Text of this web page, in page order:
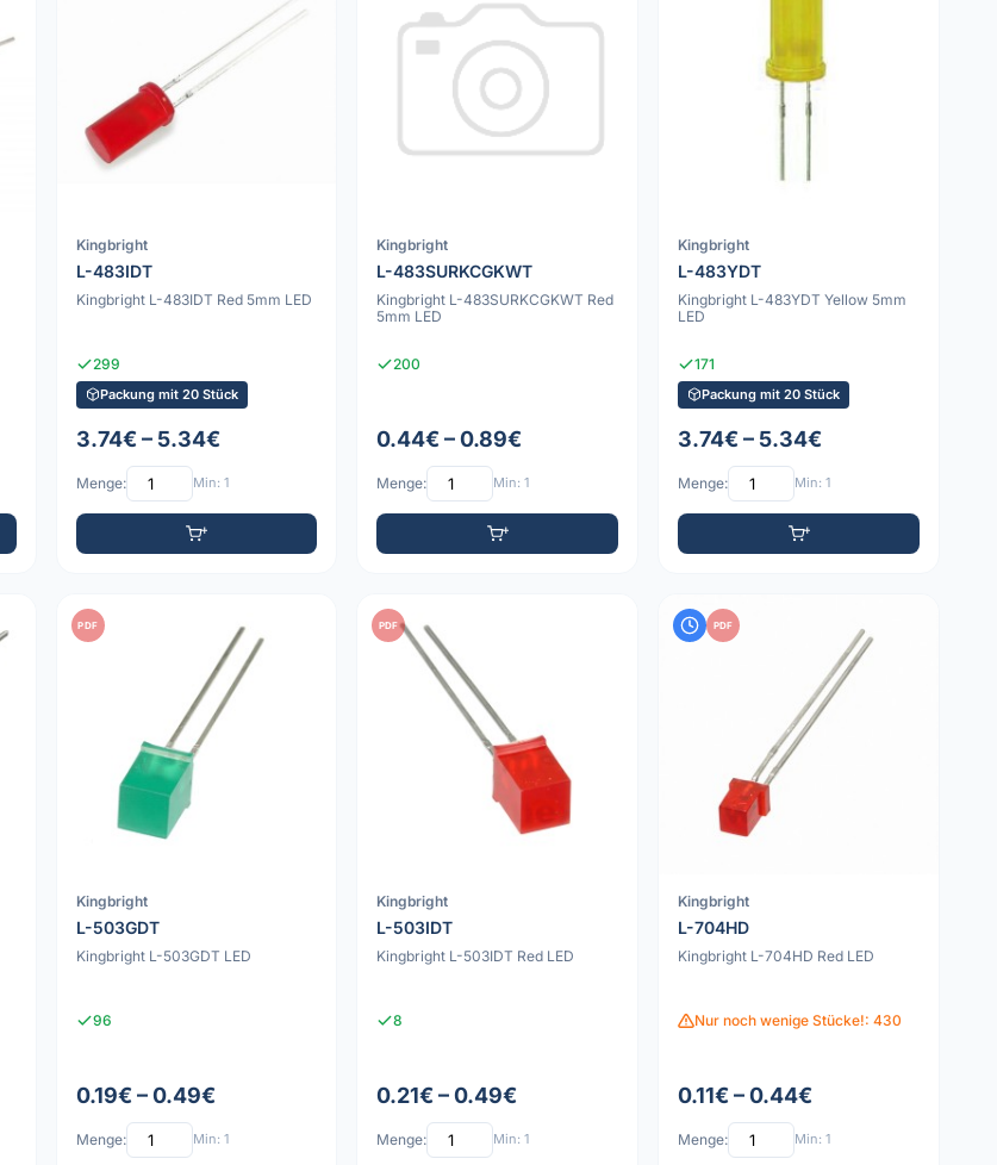
Kingbright
L-483IDT
Kingbright L-483IDT Red 5mm LED
299
Packung mit 20 Stück
3.74€ – 5.34€
Menge: Min: 1
Kingbright
L-483SURKCGKWT
Kingbright L-483SURKCGKWT Red
5mm LED
200
0.44€ – 0.89€
Menge: Min: 1
Kingbright
L-483YDT
Kingbright L-483YDT Yellow 5mm
LED
171
Packung mit 20 Stück
3.74€ – 5.34€
Menge: Min: 1
PDF
Kingbright
L-503GDT
Kingbright L-503GDT LED
96
0.19€ – 0.49€
Menge: Min: 1
PDF
Kingbright
L-503IDT
Kingbright L-503IDT Red LED
8
0.21€ – 0.49€
Menge: Min: 1
PDF
Kingbright
L-704HD
Kingbright L-704HD Red LED
Nur noch wenige Stücke!: 430
0.11€ – 0.44€
Menge: Min: 1